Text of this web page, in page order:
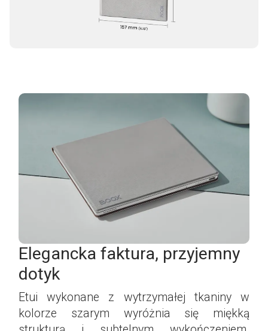
Elegancka faktura, przyjemny
dotyk
Etui wykonane z wytrzymałej tkaniny w
kolorze szarym wyróżnia się miękką